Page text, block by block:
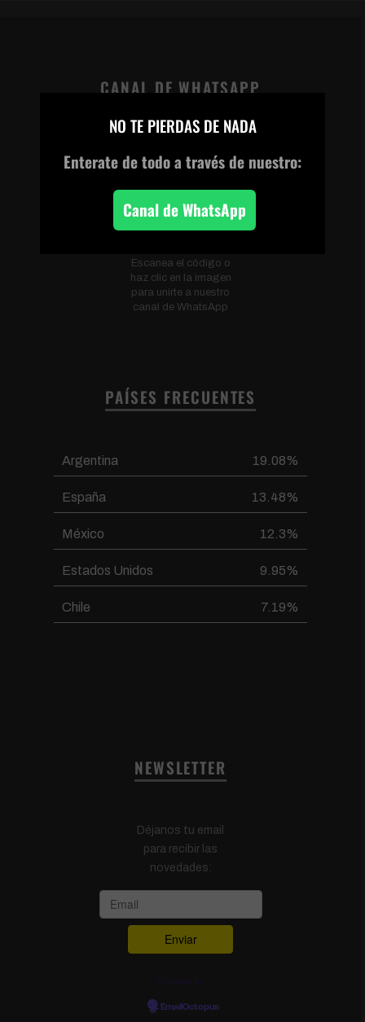
CANAL DE WHATSAPP
Escanea el código o
haz clic en la imagen
para unirte a nuestro
canal de WhatsApp
PAÍSES FRECUENTES
Argentina 19.08%
España 13.48%
México 12.3%
Estados Unidos 9.95%
Chile 7.19%
NEWSLETTER
Déjanos tu email
para recibir las
novedades:
EmailOctopus
NO TE PIERDAS DE NADA
Enterate de todoa través de nuestro:
Canal de WhatsApp